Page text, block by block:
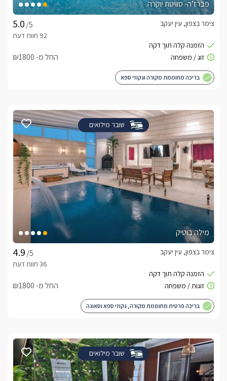
פברז’ה- סוויטת יוקרה
/5
צימר בצפון, עין יעקב
החל מ- ₪1800
בריכה מחוממת מקורה וגקוזי ספא
שובר מילואים
מילה בוטיק
/5
צימר בצפון, עין יעקב
החל מ- ₪1800
בריכה פרטית מחוממת מקורה, גקוזי ספא וסאונה
שובר מילואים